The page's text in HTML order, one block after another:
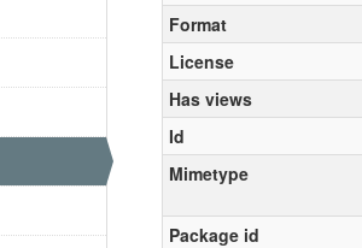
Format
License
Has views
Id
Mimetype
Package id